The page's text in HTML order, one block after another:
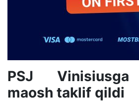
PSJ Vinisiusga
maosh taklif qildi